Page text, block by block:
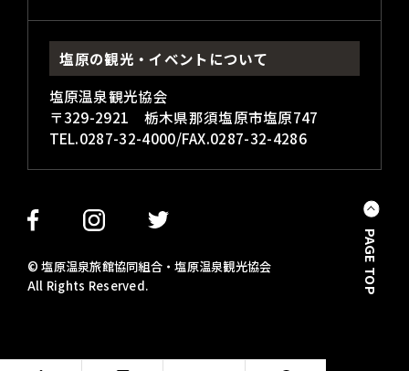
PAGE TOP
塩原の観光・イベントについて
塩原温泉観光協会
〒329-2921 栃木県那須塩原市塩原747
TEL.0287-32-4000/FAX.0287-32-4286
© 塩原温泉旅館協同組合・塩原温泉観光協会
All Rights Reserved.